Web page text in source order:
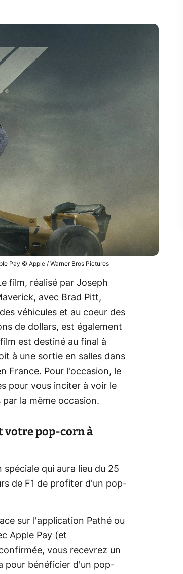
Pay © Apple / Warner Bros Pictures
film, réalisé par Joseph
avec Brad Pitt,
véhicules et au coeur des
de dollars, est également
est destiné au final à
à une sortie en salles dans
France. Pour l'occasion, le
pour vous inciter à voir le
la même occasion.
votre pop-corn à
qui aura lieu du 25
de F1 de profiter d'un pop-
sur l'application Pathé ou
Apple Pay (et
vous recevrez un
pour bénéficier d'un pop-